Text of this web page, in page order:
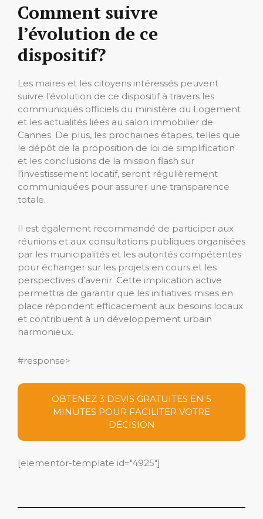
Comment suivre
l’évolution de ce
dispositif?
Les maires et les citoyens intéressés peuvent
suivre l’évolution de ce dispositif à travers les
communiqués officiels du ministère du Logement
et les actualités liées au salon immobilier de
Cannes. De plus, les prochaines étapes, telles que
le dépôt de la proposition de loi de simplification
et les conclusions de la mission flash sur
l’investissement locatif, seront régulièrement
communiquées pour assurer une transparence
totale.
Il est également recommandé de participer aux
réunions et aux consultations publiques organisées
par les municipalités et les autorités compétentes
pour échanger sur les projets en cours et les
perspectives d’avenir. Cette implication active
permettra de garantir que les initiatives mises en
place répondent efficacement aux besoins locaux
et contribuent à un développement urbain
harmonieux.
#response>
OBTENEZ 3 DEVIS GRATUITES EN 5
MINUTES POUR FACILITER VOTRE
DÉCISION
[elementor-template id="4925"]